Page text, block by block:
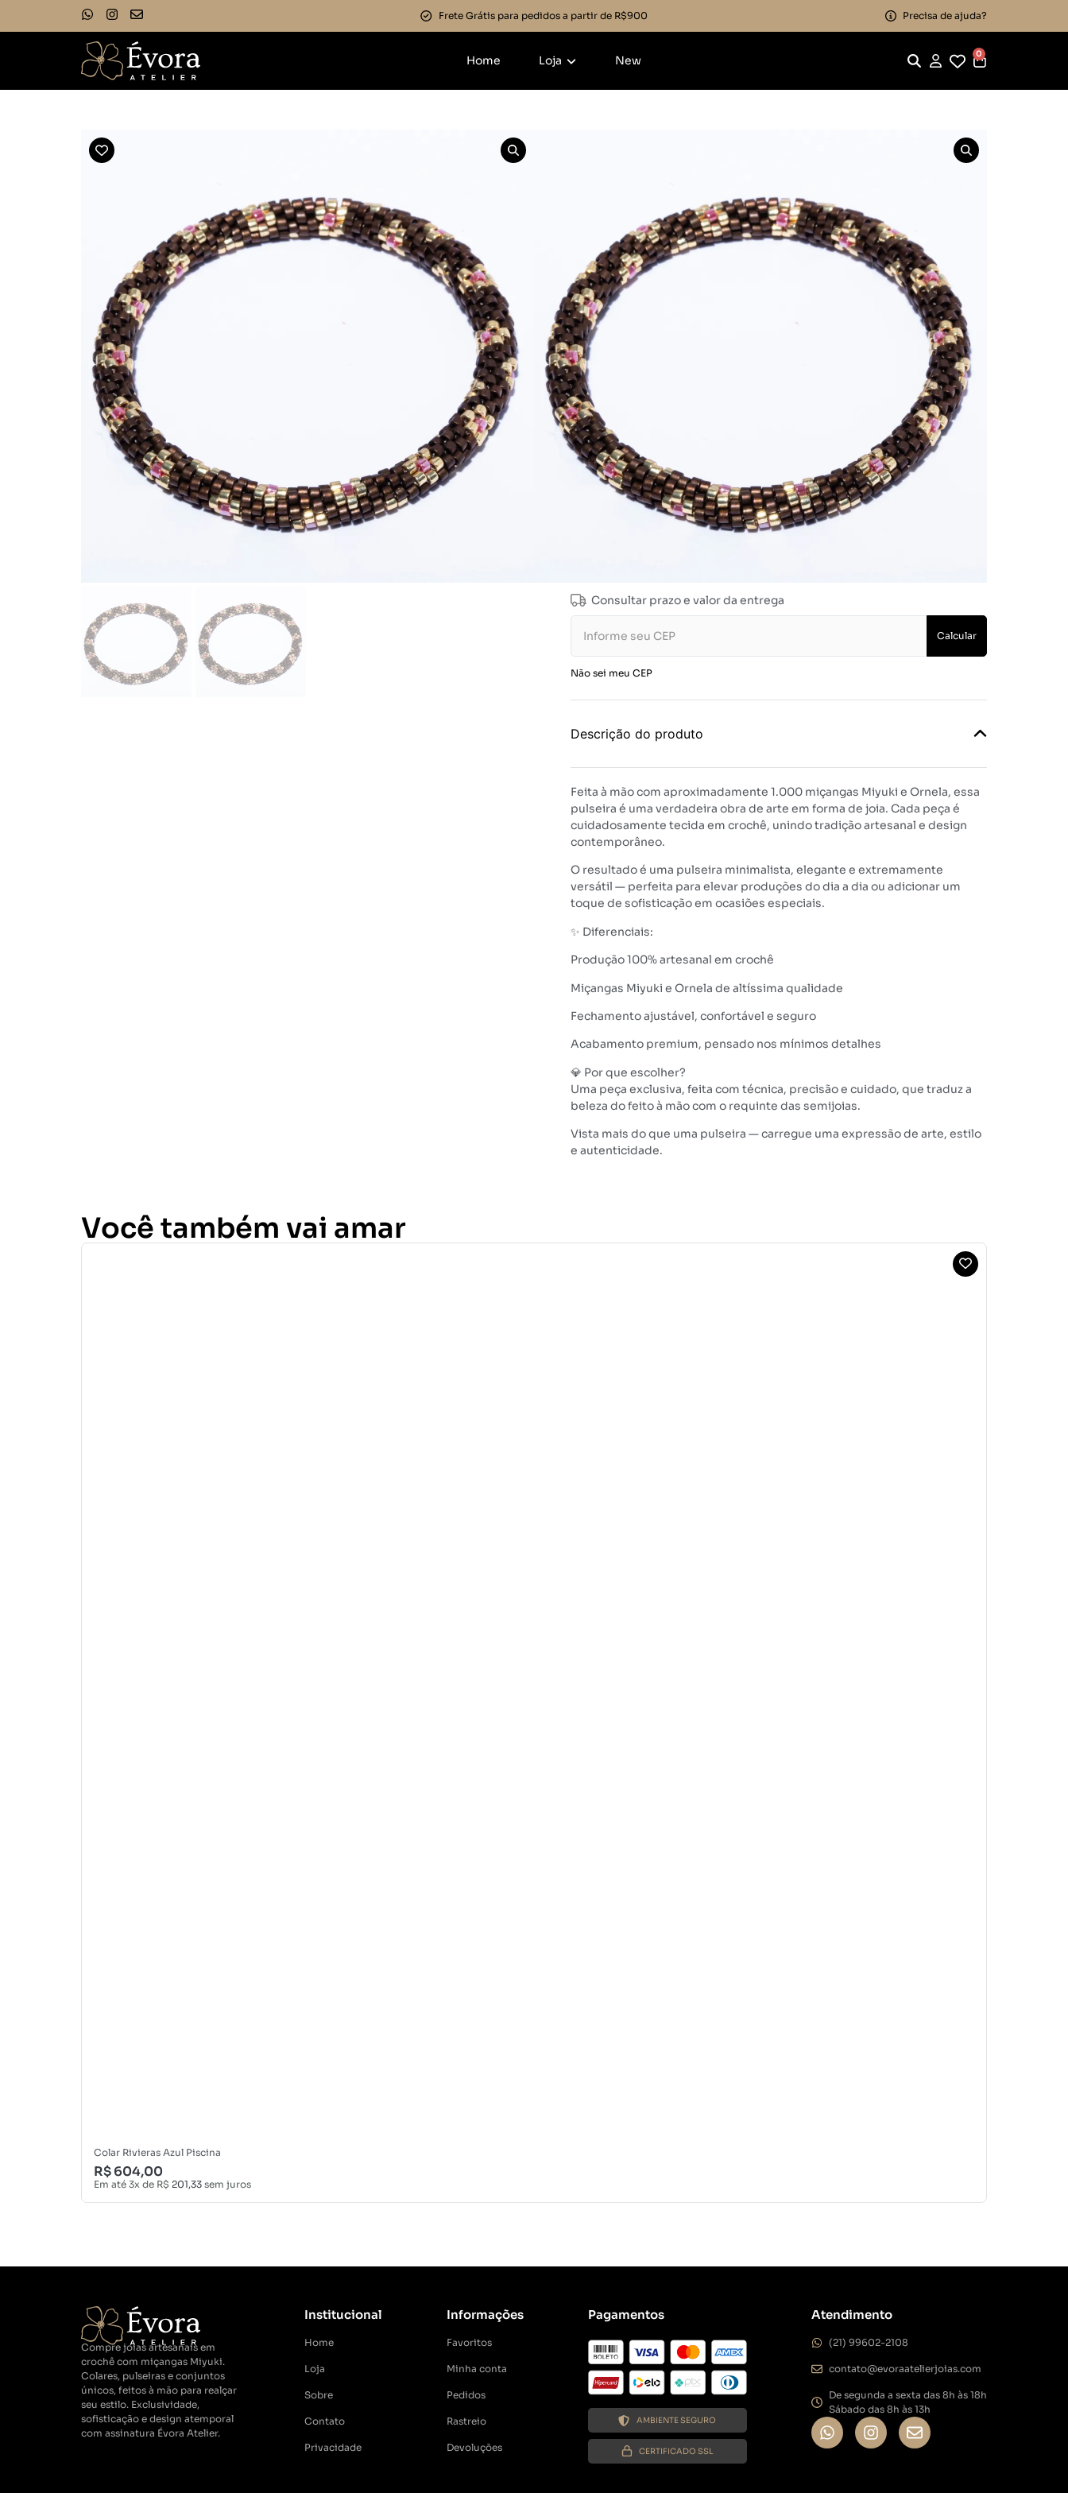
Frete Grátis para pedidos a partir de R$900 Precisa de ajuda?
Home Loja New 0
Joias,Pulseira Marca:Évora Atelier
298,00
Em até 2x deR$149,00
Detalhes do parcelamento
Cor
Tamanho
Adicionar ao carrinho
Consultar prazo e valor da entrega
Calcular
Não sei meu CEP
Descrição do produto
Feita à mão com aproximadamente 1.000 miçangas Miyuki e Ornela, essa
pulseira é uma verdadeira obra de arte em forma de joia. Cada peça é
cuidadosamente tecida em crochê, unindo tradição artesanal e design
contemporâneo.
O resultado é uma pulseira minimalista, elegante e extremamente
versátil — perfeita para elevar produções do dia a dia ou adicionar um
toque de sofisticação em ocasiões especiais.
✨ Diferenciais:
Produção 100% artesanal em crochê
Miçangas Miyuki e Ornela de altíssima qualidade
Fechamento ajustável, confortável e seguro
Acabamento premium, pensado nos mínimos detalhes
💎 Por que escolher?
Uma peça exclusiva, feita com técnica, precisão e cuidado, que traduz a
beleza do feito à mão com o requinte das semijoias.
Vista mais do que uma pulseira — carregue uma expressão de arte, estilo
e autenticidade.
Você também vai amar
Colar Rivieras Azul Piscina
R$604,00
Em até 3x de R$ 201,33 sem juros
Compre joias artesanais em
crochê com miçangas Miyuki.
Colares, pulseiras e conjuntos
únicos, feitos à mão para realçar
seu estilo. Exclusividade,
sofisticação e design atemporal
com assinatura Évora Atelier.
Institucional
Home
Loja
Sobre
Contato
Privacidade
Informações
Favoritos
Minha conta
Pedidos
Rastreio
Devoluções
Pagamentos
AMBIENTE SEGURO
CERTIFICADO SSL
Atendimento
(21) 99602-2108
contato@evoraatelierjoias.com
De segunda a sexta das 8h às 18h
Sábado das 8h às 13h